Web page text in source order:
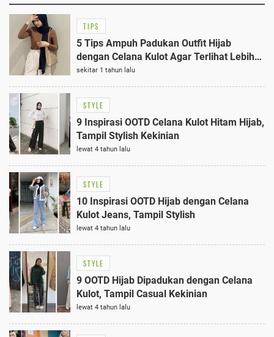
TIPS
5 Tips Ampuh Padukan Outfit Hijab
dengan Celana Kulot Agar Terlihat Lebih
Tinggi
sekitar 1 tahun lalu
STYLE
9 Inspirasi OOTD Celana Kulot Hitam Hijab,
Tampil Stylish Kekinian
lewat 4 tahun lalu
STYLE
10 Inspirasi OOTD Hijab dengan Celana
Kulot Jeans, Tampil Stylish
lewat 4 tahun lalu
STYLE
9 OOTD Hijab Dipadukan dengan Celana
Kulot, Tampil Casual Kekinian
lewat 4 tahun lalu